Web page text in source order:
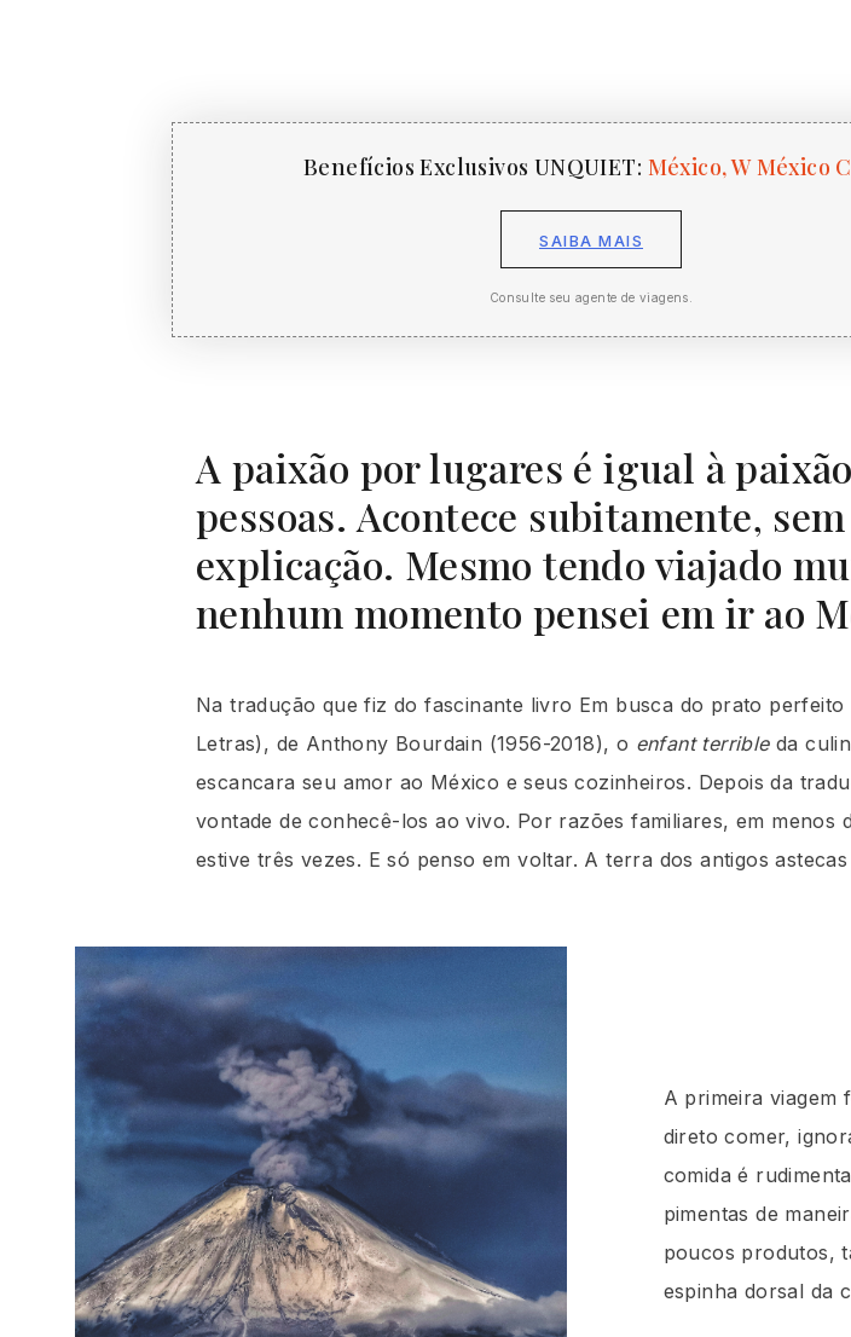
Benefícios Exclusivos UNQUIET: México, W México
SAIBA MAIS
Consulte seu agente de viagens.
MARRIOTT.COM/MEXICO
A paixão por lugares é igual à
pessoas. Acontece subitamente, sem
explicação. Mesmo tendo viajado
nenhum momento pensei em ir ao
Na tradução que fiz do fascinante livro Em busca do prato perfeito
Letras), de Anthony Bourdain (1956-2018), o enfant terribleda
escancara seu amor ao México e seus cozinheiros. Depois da
vontade de conhecê-los ao vivo. Por razões familiares, em menos
estive três vezes. E só penso em voltar. A terra dos antigos
A primeira viagem
direto comer,
comida é
pimentas de
poucos produtos,
espinha dorsal da